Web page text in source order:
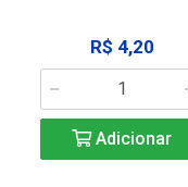
R$ 4,20
Adicionar